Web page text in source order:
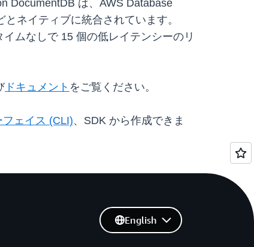
DocumentDB は、AWS Database
ネイティブに統合されています。
ムなしで 15 個の低レイテンシーのリ
ドキュメント をご覧ください。
ェイス (CLI)、SDK から作成できま
English